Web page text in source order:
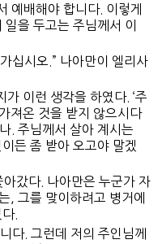
예배해야 합니다. 이렇게
을 두고는 주님께서 이
십시오.” 나아만이 엘리사
이런 생각을 하였다. ‘주
져온 것을 받지 않으시다
. 주님께서 살아 계시는
든 좀 받아 오고야 말겠
갔다. 나아만은 누군가 자
, 그를 맞이하려고 병거에
.
다. 그런데 저의 주인님께